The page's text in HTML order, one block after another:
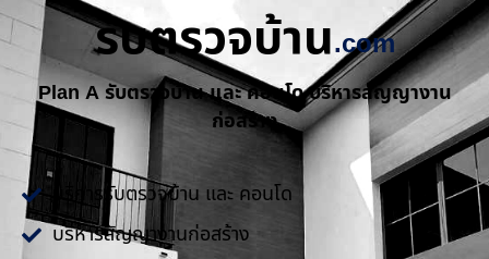
รับตรวจบ้าน.com
Plan A รับตรวจบ้าน และ คอนโด บริหารสัญญางาน
ก่อสร้าง
บริการรับตรวจบ้าน และ คอนโด
บริหารสัญญางานก่อสร้าง